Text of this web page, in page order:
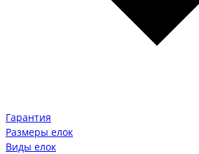
Гарантия
Размеры елок
Виды елок